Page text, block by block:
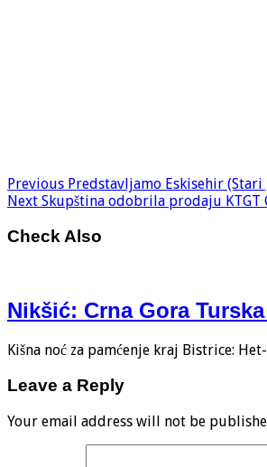
Previous Predstavljamo Eskisehir (Stari
Next Skupština odobrila prodaju KTGT
Check Also
Nikšić: Crna Gora
Kišna noć za pamćenje kraj Bistrice:
Leave a Reply
Your email address will not be